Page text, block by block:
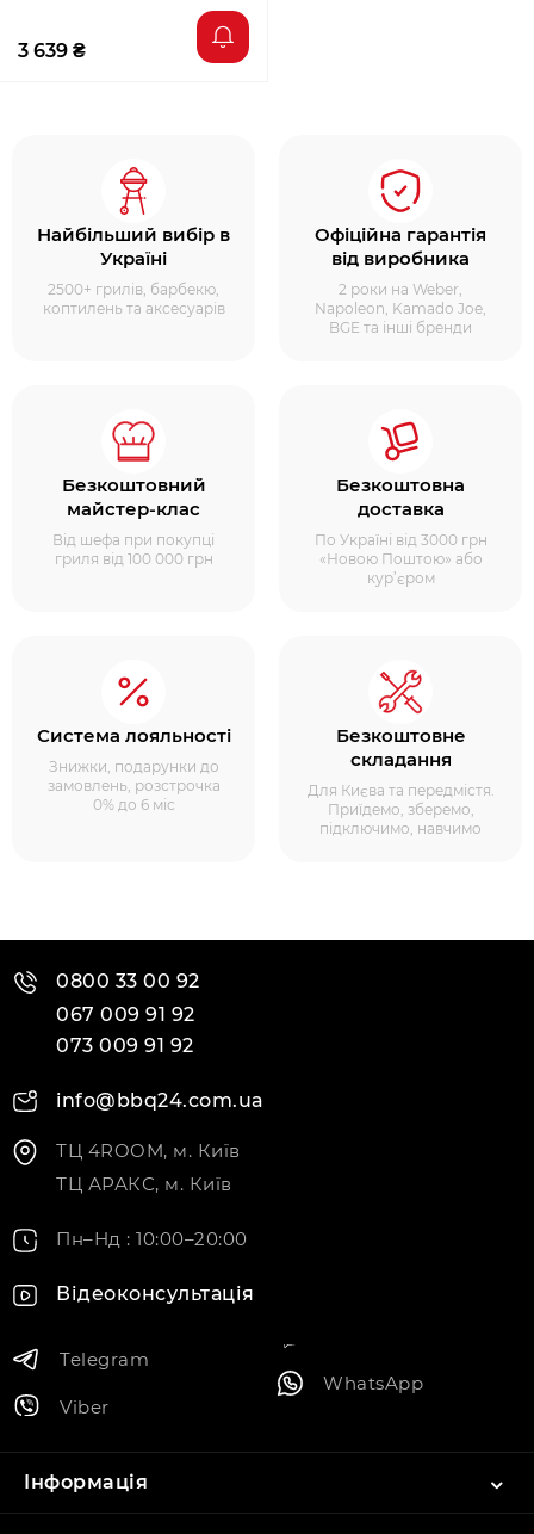
3 639 ₴
Найбільший вибір в
Україні
2500+ грилів, барбекю,
коптилень та аксесуарів
Офіційна гарантія
від виробника
2 роки на Weber,
Napoleon, Kamado Joe,
BGE та інші бренди
Безкоштовний
майстер-клас
Від шефа при покупці
гриля від 100 000 грн
Безкоштовна
доставка
По Україні від 3000 грн
«Новою Поштою» або
кур’єром
Система лояльності
Знижки, подарунки до
замовлень, розстрочка
0% до 6 міс
Безкоштовне
складання
Для Києва та передмістя.
Приїдемо, зберемо,
підключимо, навчимо
0800 33 00 92
067 009 91 92
073 009 91 92
info@bbq24.com.ua
ТЦ 4ROOM, м. Київ
ТЦ АРАКС, м. Київ
Пн–Нд : 10:00–20:00
Відеоконсультація
Telegram
Viber
WhatsApp
Інформація